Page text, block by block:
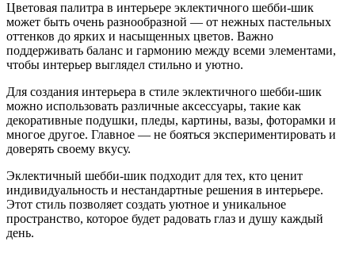
Цветовая палитра в интерьере эклектичного шебби-шик
может быть очень разнообразной — от нежных пастельных
оттенков до ярких и насыщенных цветов. Важно
поддерживать баланс и гармонию между всеми элементами,
чтобы интерьер выглядел стильно и уютно.
Для создания интерьера в стиле эклектичного шебби-шик
можно использовать различные аксессуары, такие как
декоративные подушки, пледы, картины, вазы, фоторамки и
многое другое. Главное — не бояться экспериментировать и
доверять своему вкусу.
Эклектичный шебби-шик подходит для тех, кто ценит
индивидуальность и нестандартные решения в интерьере.
Этот стиль позволяет создать уютное и уникальное
пространство, которое будет радовать глаз и душу каждый
день.